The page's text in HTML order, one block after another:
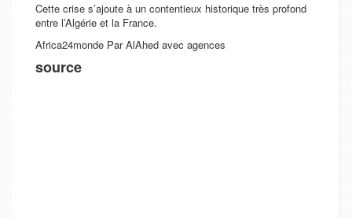
Cette crise s’ajoute à un contentieux historique très profond
entre l’Algérie et la France.
Africa24monde Par AlAhed avec agences
source